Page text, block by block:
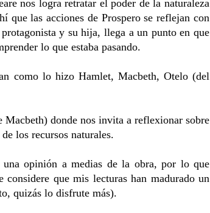
nos logra retratar el poder de la naturaleza
que las acciones de Prospero se reflejan con
y su hija, llega a un punto en que
lo que estaba pasando.
como lo hizo Hamlet, Macbeth, Otelo (del
donde nos invita a reflexionar sobre
los recursos naturales.
opinión a medias de la obra, por lo que
que mis lecturas han madurado un
quizás lo disfrute más).